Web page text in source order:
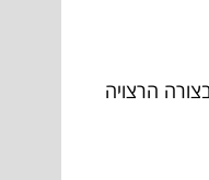
הרצויה